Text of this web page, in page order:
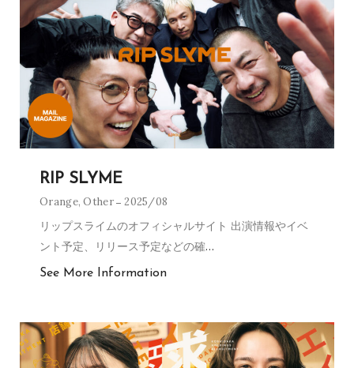
RIP SLYME
Orange,Other 2025/08
リップスライムのオフィシャルサイト 出演情報やイベ
ント予定、リリース予定などの確…
See More Information